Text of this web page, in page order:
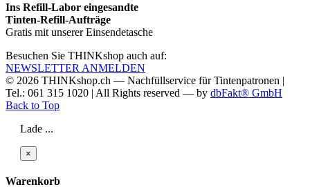
Ins Refill-Labor eingesandte
Tinten-Refill-Aufträge
Gratis mit unserer Einsendetasche
Besuchen Sie THINKshop auch auf:
NEWSLETTER ANMELDEN
© 2026 THINKshop.ch — Nachfüllservice fürTintenpatronen |
Tel.: 061 315 1020 | All Rights reserved — by dbFakt® GmbH
Back to Top
Lade ...
×
Warenkorb